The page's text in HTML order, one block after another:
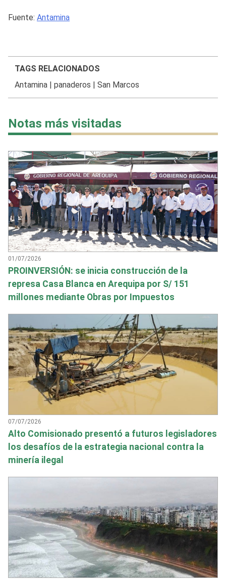
Fuente: Antamina
TAGS RELACIONADOS
Antamina| panaderos San Marcos
Notas más visitadas
01/07/2026
PROINVERSIÓN: se inicia construcción de la
represa Casa Blanca en Arequipa por S/ 151
millones mediante Obras por Impuestos
07/07/2026
Alto Comisionado presentó a futuros legisladores
los desafíos de la estrategia nacional contra la
minería ilegal